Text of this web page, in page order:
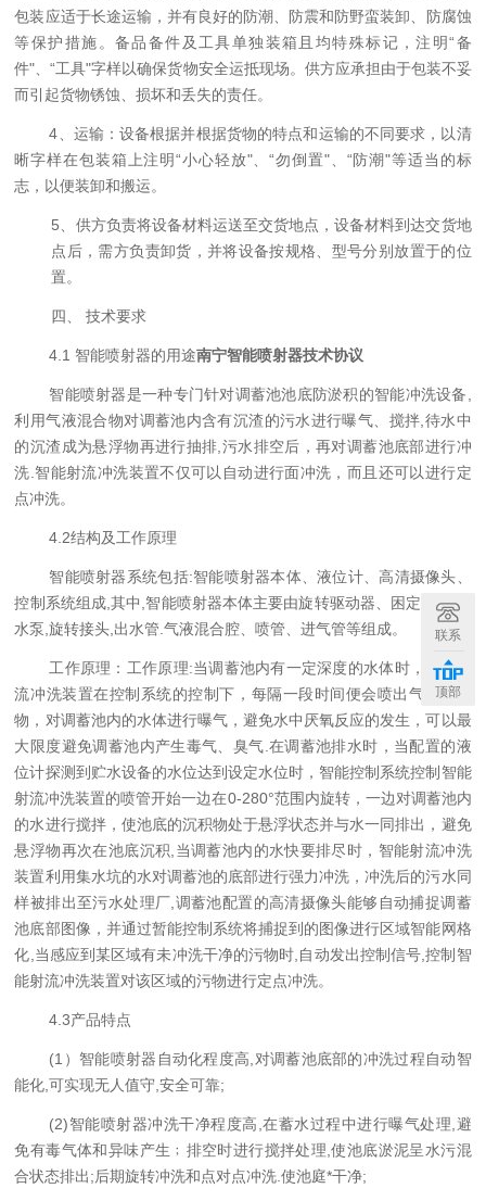
包装应适于长途运输，并有良好的防潮、防震和防野蛮装卸、
防腐蚀
等保护措施 。备品备件及工具单独装箱且均特殊标记，注明“备
件"、“工具"字样以确保货物安全运抵现场。供方应承担由于包装不妥
而引起货物锈蚀、损坏和丢失的责任。
4 、运输：设备根据并根据货物的特点和运输的不同要求，以清
晰字样在包装箱上注明“小心轻放"、“勿倒置"、 “防潮"等适当的标
志，以便装卸和搬运。
5、供方负责将设备材料运送至交货地点，设备材料到达交货地
点后，需方负责卸货， 并将设备按规格、型号分别放置于的位
置。
四、技术要求
4. 1 智能喷射器的用途南宁智能喷射器技术协议
智能喷射器是一种专门针对调蓄池池底防淤积的智能冲洗设备,
利用气液混合物对调蓄池内含有沉渣的污水进行曝气、搅拌,待水中
的沉渣成为悬浮物再进行抽排,污水排空后，再对调蓄池底部进行冲
洗.智能射流冲洗装置不仅可以自动进行面冲洗，而且还可以进行定
点冲洗。
4.2结构及工作原理
智能喷射器系统包括:智能喷射器本体、液位计、高清摄像头、
控制系统组成,其中,智能喷射器本体主要由旋转驱动器、困定支撑座,
水泵,旋转接头,出水管.气液混合腔、喷管、进气管等组成。
工作原理：工作原理:当调蓄池内有一定深度的水体时，智能射
流冲洗装置在控制系统的控制下，每隔一段时间便会喷出气液混合
物，对调蓄池内的水体进行曝气，避免水中厌氧反应的发生，可以最
大限度避免调蓄池内产生毒气、臭气.在调蓄池排水时，当配置的液
位计探测到贮水设备的水位达到设定水位时，智能控制系统控制智能
射流冲洗装置的喷管开始一边在0-280°范围内旋转，一边对调蓄池内
的水进行搅拌，使池底的沉积物处于悬浮状态并与水一同排出，避免
悬浮物再次在池底沉积,当调蓄池内的水快要排尽时，智能射流冲洗
装置利用集水坑的水对调蓄池的底部进行强力冲洗，冲洗后的污水同
样被排出至污水处理厂,调蓄池配置的高清摄像头能够自动捕捉调蓄
池底部图像，并通过暂能控制系统将捕捉到的图像进行区域智能网格
化,当感应到某区域有未冲洗干净的污物时,自动发出控制信号,控制智
能射流冲洗装置对该区域的污物进行定点冲洗。
4.3产品特点
(1）智能喷射器自动化程度高,对调蓄池底部的冲洗过程自动智
能化,可实现无人值守,安全可靠;
(2)智能喷射器冲洗干净程度高,在蓄水过程中进行曝气处理,避
免有毒气体和异味产生﹔排空时进行搅拌处理,使池底淤泥呈水污混
合状态排出;后期旋转冲洗和点对点冲洗.使池庭*干净;
联系
顶部